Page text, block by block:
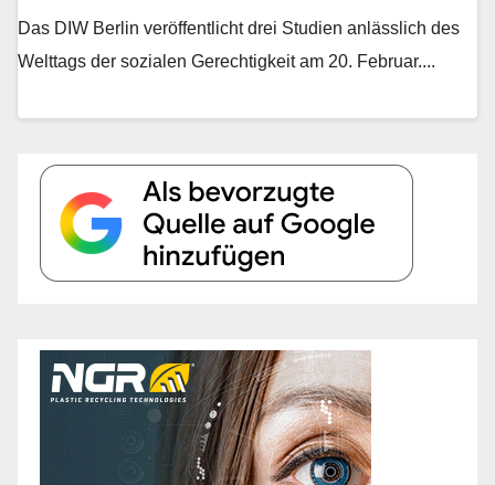
Das DIW Berlin veröffentlicht drei Studien anlässlich des
Welttags der sozialen Gerechtigkeit am 20. Februar....